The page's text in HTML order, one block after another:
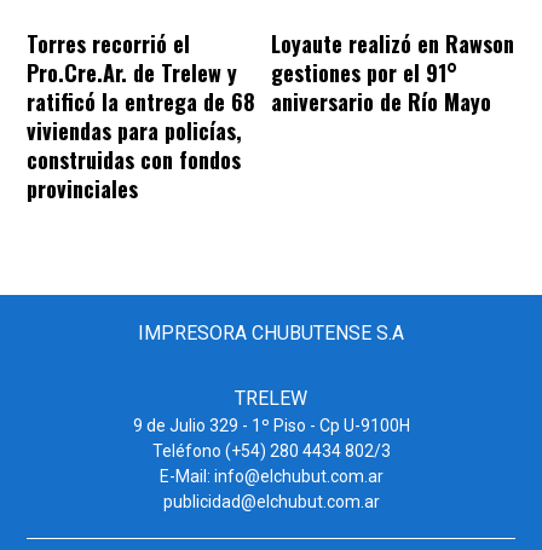
Torres recorrió el
Pro.Cre.Ar. de Trelew y
ratificó la entrega de 68
viviendas para policías,
construidas con fondos
provinciales
Loyaute realizó en Rawson
gestiones por el 91°
aniversario de Río Mayo
IMPRESORA CHUBUTENSE S.A
TRELEW
9 de Julio 329 - 1º Piso - Cp U-9100H
Teléfono (+54) 280 4434 802/3
E-Mail: info@elchubut.com.ar
publicidad@elchubut.com.ar